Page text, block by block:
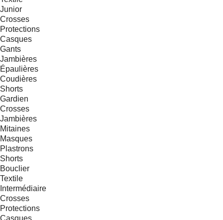
Junior
Crosses
Protections
Casques
Gants
Jambières
Épaulières
Coudières
Shorts
Gardien
Crosses
Jambières
Mitaines
Masques
Plastrons
Shorts
Bouclier
Textile
Intermédiaire
Crosses
Protections